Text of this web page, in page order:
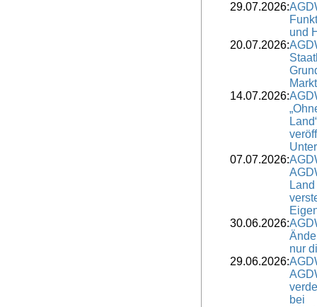
29.07.2026:
und
20.07.2026:
14.07.2026:
07.07.2026:
30.06.2026:
nur
29.06.2026:
bei